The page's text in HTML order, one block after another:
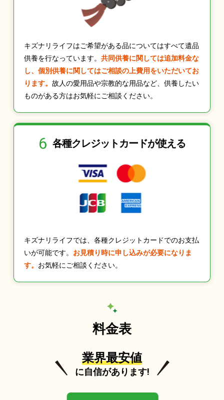
キズナリライフはご希望がある品についてはすべて遺品
供養を行なっています。 共同供養に関しては追加料金な
し、個別供養に関してはご相談の上費用をいただいてお
ります。 故人の愛用品や宗教的な用品など、供養したい
ものがある方はお気軽にご相談ください。
6 各種クレジットカードが使える
キズナリライフでは、各種クレジットカードでのお支払
いが可能です。 お見積り時に申し込みが必要になりま
す。 お気軽にご相談ください。
料金表
業界最安値
に自信があります!